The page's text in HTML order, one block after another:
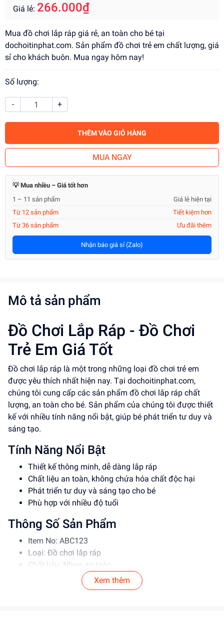
Giá lẻ: 266.000₫
Mua đồ chơi lắp ráp giá rẻ, an toàn cho bé tại
dochoitinphat.com. Sản phẩm đồ chơi trẻ em chất lượng, giá
sỉ cho khách buôn. Mua ngay hôm nay!
Số lượng:
- +
THÊM VÀO GIỎ HÀNG
MUA NGAY
💡 Mua nhiều – Giá tốt hơn
1 – 11 sản phẩm
Giá lẻ hiện tại
Từ 12 sản phẩm
Tiết kiệm hơn
Từ 36 sản phẩm
Ưu đãi thêm
Nhận báo giá sỉ (Zalo)
Mô tả sản phẩm
Đồ Chơi Lắp Ráp - Đồ Chơi
Trẻ Em Giá Tốt
Đồ chơi lắp ráp là một trong những loại đồ chơi trẻ em
được yêu thích nhất hiện nay. Tại dochoitinphat.com,
chúng tôi cung cấp các sản phẩm đồ chơi lắp ráp chất
lượng, an toàn cho bé. Sản phẩm của chúng tôi được thiết
kế với nhiều tính năng nổi bật, giúp bé phát triển tư duy và
sáng tạo.
Tính Năng Nổi Bật
Thiết kế thông minh, dễ dàng lắp ráp
Chất liệu an toàn, không chứa hóa chất độc hại
Phát triển tư duy và sáng tạo cho bé
Phù hợp với nhiều độ tuổi
Thông Số Sản Phẩm
Item No: ABC123
Loại: Đồ chơi lắp ráp
Chất liệu: Nhựa an toàn
Độ tuổi phù hợp: 5-12 tuổi
Xem thêm